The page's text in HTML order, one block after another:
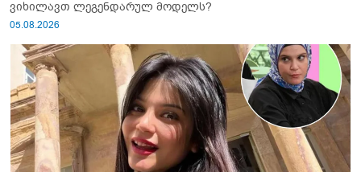
ვიხილავთ ლეგენდარულ მოდელს?
05.08.2026